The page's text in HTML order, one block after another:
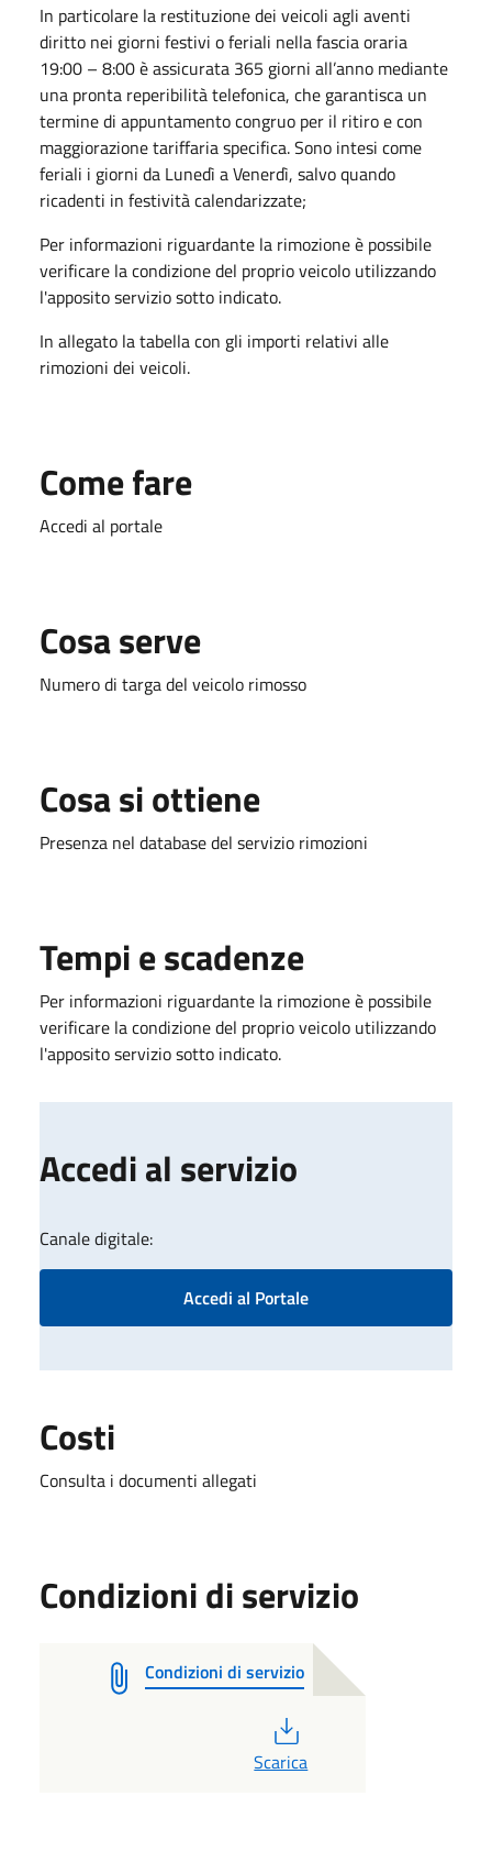
In particolare la restituzione dei veicoli agli aventi
diritto nei giorni festivi o feriali nella fascia oraria
19:00 – 8:00 è assicurata 365 giorni all’anno mediante
una pronta reperibilità telefonica, che garantisca un
termine di appuntamento congruo per il ritiro e con
maggiorazione tariffaria specifica. Sono intesi come
feriali i giorni da Lunedì a Venerdì, salvo quando
ricadenti in festività calendarizzate;
Per informazioni riguardante la rimozione è possibile
verificare la condizione del proprio veicolo utilizzando
l'apposito servizio sotto indicato.
In allegato la tabella con gli importi relativi alle
rimozioni dei veicoli.
Come fare
Accedi al portale
Cosa serve
Numero di targa del veicolo rimosso
Cosa si ottiene
Presenza nel database del servizio rimozioni
Tempi e scadenze
Per informazioni riguardante la rimozione è possibile
verificare la condizione del proprio veicolo utilizzando
l'apposito servizio sotto indicato.
Accedi al servizio
Canale digitale:
Accedi al Portale
Costi
Consulta i documenti allegati
Condizioni di servizio
Condizioni di servizio
Scarica